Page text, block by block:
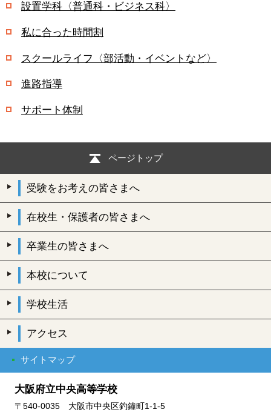
設置学科〈普通科・ビジネス科〉
私に合った時間割
スクールライフ〈部活動・イベントなど〉
進路指導
サポート体制
ページトップ
受験をお考えの皆さまへ
在校生・保護者の皆さまへ
卒業生の皆さまへ
本校について
学校生活
アクセス
サイトマップ
大阪府立中央高等学校
〒540-0035 大阪市中央区釣鐘町1-1-5